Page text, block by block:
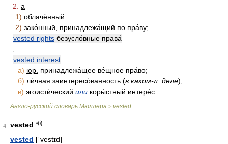
2. a
1) облачённый
2) зако́нный, принадлежа́щий по пра́ву;
vested rights безусло́вные права́
;
vested interest
а) юр. принадлежа́щее ве́щное пра́во;
б) ли́чная заинтересо́ванность (в каком-л. деле);
в) эгоисти́ческий или коры́стный интере́с
Англо-русский словарь Мюллера > vested
4
vested
vested [ˈvestɪd]